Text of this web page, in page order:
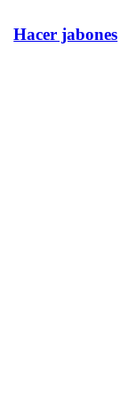
Hacer jabones